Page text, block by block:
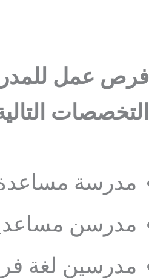
فرص عمل
التخصصات
مدرسة
مدرسن
مدرسين لغة